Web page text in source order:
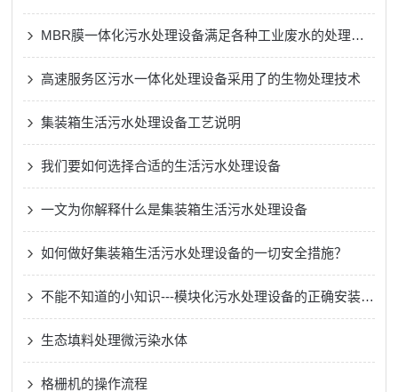
MBR膜一体化污水处理设备满足各种工业废水的处理需求
高速服务区污水一体化处理设备采用了的生物处理技术
集装箱生活污水处理设备工艺说明
我们要如何选择合适的生活污水处理设备
一文为你解释什么是集装箱生活污水处理设备
如何做好集装箱生活污水处理设备的一切安全措施？
不能不知道的小知识---模块化污水处理设备的正确安装方法
生态填料处理微污染水体
格栅机的操作流程